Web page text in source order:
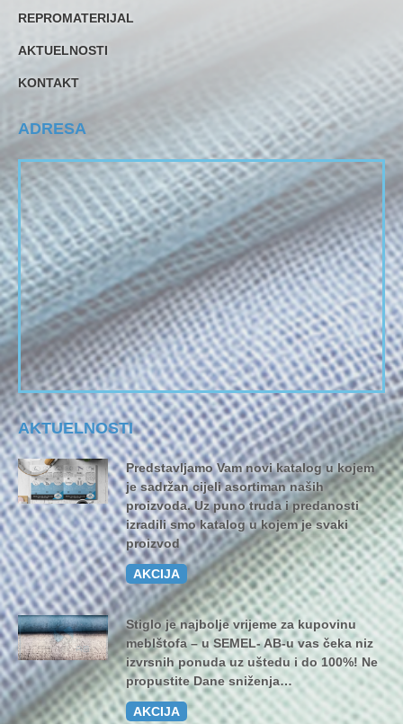
REPROMATERIJAL
AKTUELNOSTI
KONTAKT
ADRESA
AKTUELNOSTI
Predstavljamo Vam novi katalog u kojem
je sadržan cijeli asortiman naših
proizvoda. Uz puno truda i predanosti
izradili smo katalog u kojem je svaki
proizvod
AKCIJA
Stiglo je najbolje vrijeme za kupovinu
meblštofa – u SEMEL- AB-u vas čeka niz
izvrsnih ponuda uz uštedu i do 100%! Ne
propustite Dane sniženja…
AKCIJA